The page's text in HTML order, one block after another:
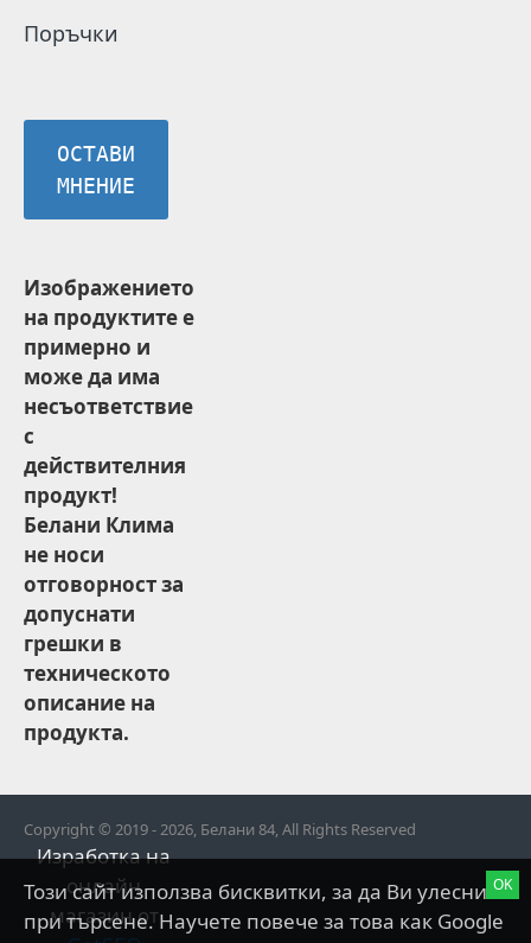
Поръчки
ОСТАВИ
МНЕНИЕ
Изображението
на продуктите е
примерно и
може да има
несъответствие
с
действителния
продукт!
Белани Клима
не носи
отговорност за
допуснати
грешки в
техническото
описание на
продукта.
Copyright © 2019 - 2026, Белани 84, All Rights Reserved
Изработка на
онлайн
магазин от
OK
Този сайт използва бисквитки, за да Ви улесни
при търсене. Научете повече за това как Google